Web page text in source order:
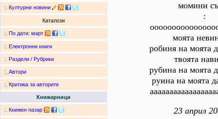
:. Културни новини
Каталози
:. По дати: март
:. Електронни книги
:. Раздели / Рубрики
:. Автори
:. Критика за авторите
Книжарници
:. Книжен пазар
момини
:
моята
робиня на моята
твоята
рубинa на моята
руина на моята
23 април